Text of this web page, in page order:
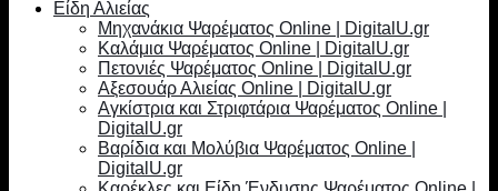
Είδη Αλιείας
Μηχανάκια Ψαρέματος Online | DigitalU.gr
Καλάμια Ψαρέματος Online | DigitalU.gr
Πετονιές Ψαρέματος Online | DigitalU.gr
Αξεσουάρ Αλιείας Online | DigitalU.gr
Αγκίστρια και Στριφτάρια Ψαρέματος Online |
DigitalU.gr
Βαρίδια και Μολύβια Ψαρέματος Online |
DigitalU.gr